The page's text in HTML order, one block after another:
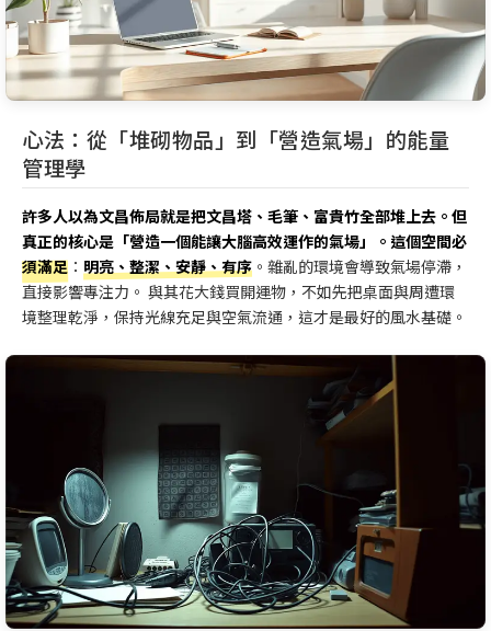
心法：從「堆砌物品」到「營造氣場」的能量
管理學
許多人以為文昌佈局就是把文昌塔、毛筆、富貴竹全部堆上去。但
真正的核心是「營造一個能讓大腦高效運作的氣場」。這個空間必
須滿足 ： 明亮、整潔、安靜、有序 。雜亂的環境會導致氣場停滯，
直接影響專注力。 與其花大錢買開運物，不如先把桌面與周遭環
境整理乾淨，保持光線充足與空氣流通，這才是最好的風水基礎。